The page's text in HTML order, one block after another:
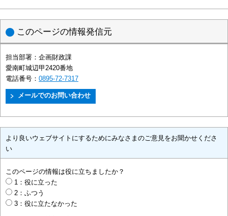
このページの情報発信元
担当部署： 企画財政課
愛南町城辺甲2420番地
電話番号： 0895-72-7317
より良いウェブサイトにするためにみなさまのご意見をお聞かせくださ
い
このページの情報は役に立ちましたか？
1：役に立った
2：ふつう
3：役に立たなかった